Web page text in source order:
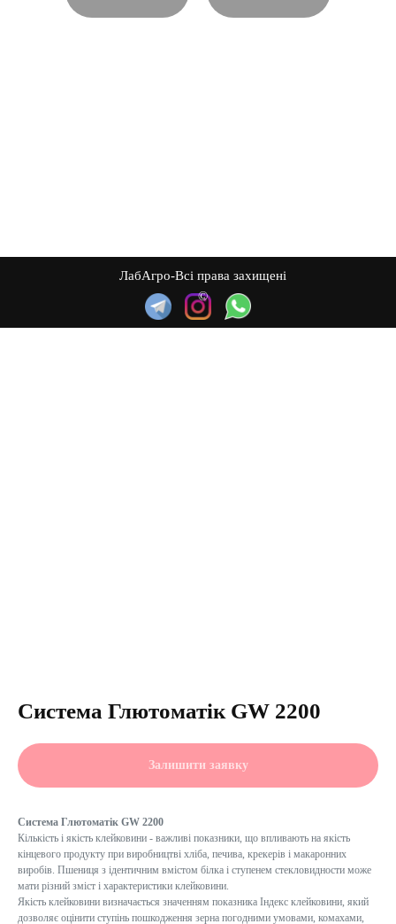
ЛабАгро-Всі права захищені
©
Система Глютоматік GW 2200
Залишити заявку
Система Глютоматік GW 2200
Кількість і якість клейковини - важливі показники, що впливають на якість
кінцевого продукту при виробництві хліба, печива, крекерів і макаронних
виробів. Пшениця з ідентичним вмістом білка і ступенем стекловидности може
мати різний зміст і характеристики клейковини.
Якість клейковини визначається значенням показника Індекс клейковини, який
дозволяє оцінити ступінь пошкодження зерна погодними умовами, комахами,